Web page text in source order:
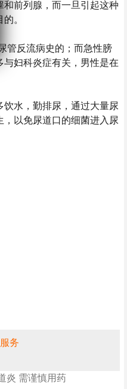
前列腺，而一旦引起这种
。
反流病史的；而急性膀
妇科炎症有关，男性是在
水，勤排尿，通过大量尿
以免尿道口的细菌进入尿
务
炎 需谨慎用药